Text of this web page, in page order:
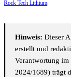
Rock Tech Lithium
Hinweis: Dieser
erstellt und
Verantwortung
2024/1689) trägt